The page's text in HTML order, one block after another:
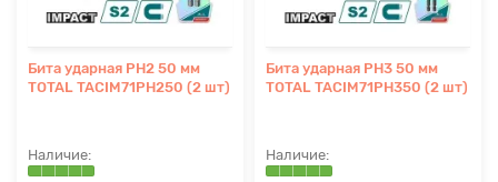
Бита ударная PH2 50 мм
TOTAL TACIM71PH250 (2 шт)
Бита ударная PH3 50 мм
TOTAL TACIM71PH350 (2 шт)